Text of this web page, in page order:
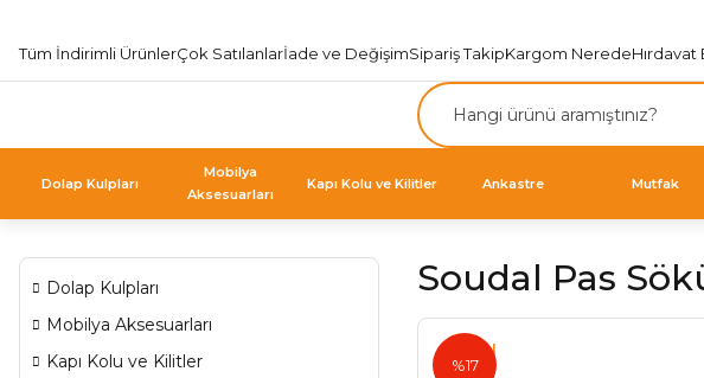
Tüm İndirimli ÜrünlerÇok Satılanlarİade ve DeğişimSipariş TakipKargom NeredeHırdavat
Dolap Kulpları
Mobilya
Aksesuarları
Kapı Kolu ve Kilitler Ankastre Mutfak
Dolap Kulpları
Mobilya Aksesuarları
Kapı Kolu ve Kilitler
Soudal Pas
%17
Soudal